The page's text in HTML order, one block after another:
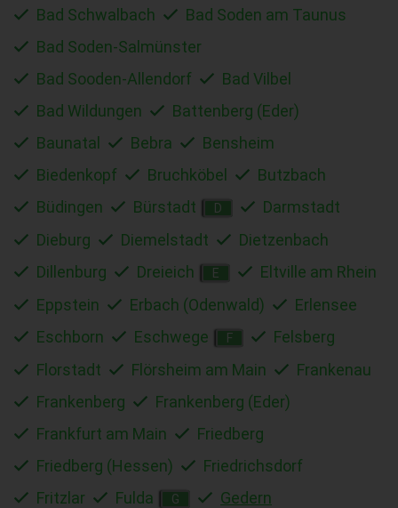
Bad Schwalbach
Bad Soden am Taunus
Bad Soden-Salmünster
Bad Sooden-Allendorf
Bad Vilbel
Bad Wildungen
Battenberg (Eder)
Baunatal
Bebra
Bensheim
Biedenkopf
Bruchköbel
Butzbach
Büdingen
Bürstadt D
Darmstadt
Dieburg
Diemelstadt
Dietzenbach
Dillenburg
Dreieich E
Eltville am Rhein
Eppstein
Erbach (Odenwald)
Erlensee
Eschborn
Eschwege F
Felsberg
Florstadt
Flörsheim am Main
Frankenau
Frankenberg
Frankenberg (Eder)
Frankfurt am Main
Friedberg
Friedberg (Hessen)
Friedrichsdorf
Fritzlar
Fulda G
Gedern